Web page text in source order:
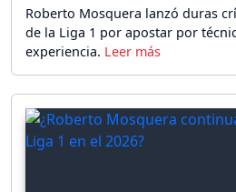
Roberto Mosquera lanzó duras
de la Liga 1 por apostar por
experiencia.